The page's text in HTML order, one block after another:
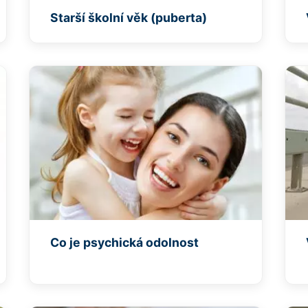
Starší školní věk (puberta)
Co je psychická odolnost